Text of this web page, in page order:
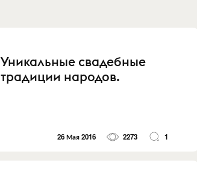
Уникальные свадебные
традиции народов.
26 Мая 2016 2273 1